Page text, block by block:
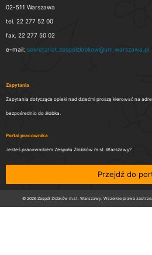
02-511 Warszawa
tel. 22 277 52 00
fax. 22 277 50 02
e-mail: sekretariat.zespolzlobkow@um.warszawa.pl
Zapytania
Zapytania dotyczące opieki nad dziećmi proszę kierować na
bezpośrednio do żłobka.
Portal pracownika
Jesteś pracownikiem Zespołu Żłobków m.st. Warszawy?
Przejdź do
© 2026 Zespół Żłobków m.st. Warszawy. Wszelkie prawa